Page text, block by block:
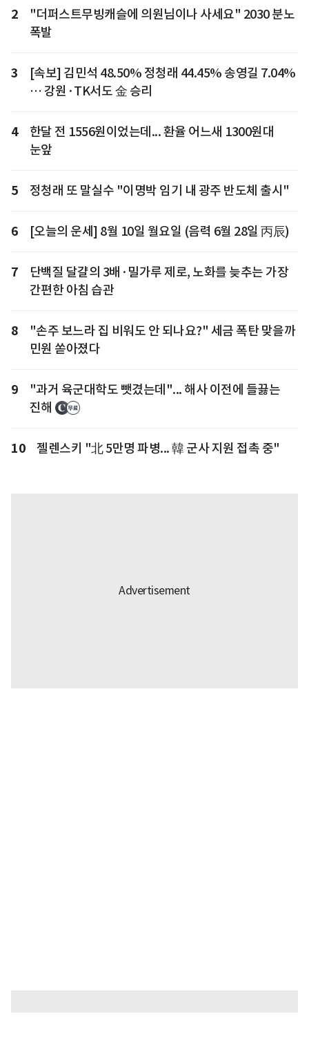
2
"더퍼스트무빙캐슬에 의원님이나 사세요" 2030 분노
폭발
3
[속보] 김민석 48.50% 정청래 44.45% 송영길 7.04%
… 강원·TK서도 金 승리
4
한달 전 1556원이었는데... 환율 어느새 1300원대
눈앞
5 정청래 또 말실수 "이명박 임기 내 광주 반도체 출시"
6 [오늘의 운세] 8월 10일 월요일 (음력 6월 28일 丙辰)
7
단백질 달걀의 3배·밀가루 제로, 노화를 늦추는 가장
간편한 아침 습관
8
"손주 보느라 집 비워도 안 되나요?" 세금 폭탄 맞을까
민원 쏟아졌다
9
"과거 육군대학도 뺏겼는데"... 해사 이전에 들끓는
진해
10 젤렌스키 "北 5만명 파병... 韓 군사 지원 접촉 중"